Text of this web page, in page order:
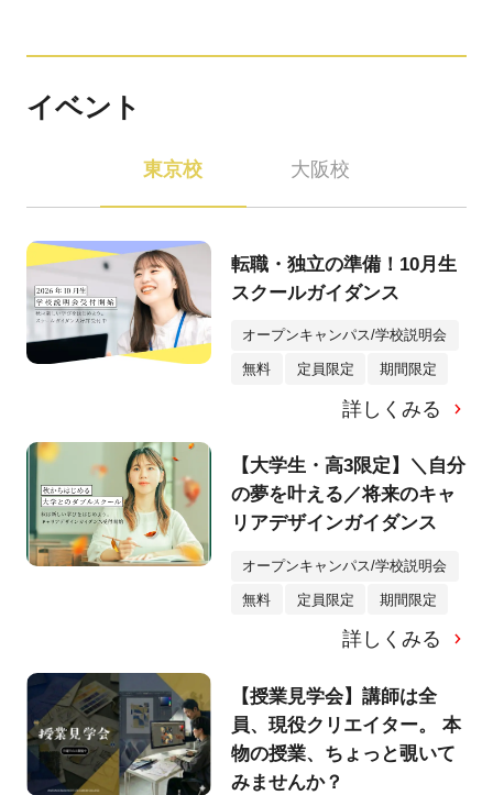
イベント
東京校 大阪校
転職・独立の準備！10月生
スクールガイダンス
オープンキャンパス/学校説明会
無料 定員限定 期間限定
詳しくみる
【大学生・高3限定】＼自分
の夢を叶える／将来のキャ
リアデザインガイダンス
オープンキャンパス/学校説明会
無料 定員限定 期間限定
詳しくみる
【授業見学会】講師は全
員、現役クリエイター。 本
物の授業、ちょっと覗いて
みませんか？